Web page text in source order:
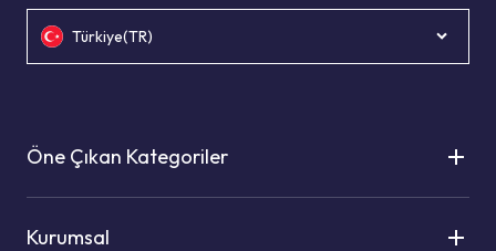
Türkiye(TR)
Öne Çıkan Kategoriler
Kurumsal